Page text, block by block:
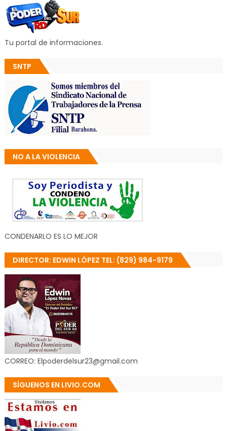
Tu portal de informaciones.
SNTP
NO A LA VIOLENCIA
CONDENARLO ES LO MEJOR
DIRECTOR: EDWIN LÓPEZ TEL: (829) 984-9179
CORREO: Elpoderdelsur23@gmail.com
SÍGUENOS EN LIVIO.COM